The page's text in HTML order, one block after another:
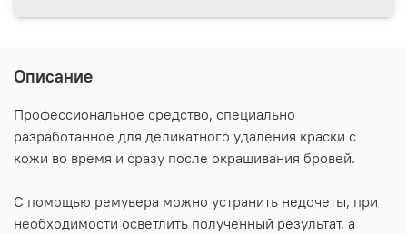
Описание
Профессиональное средство, специально
разработанное для деликатного удаления краски с
кожи во время и сразу после окрашивания бровей.
С помощью ремувера можно устранить недочеты, при
необходимости осветлить полученный результат, а